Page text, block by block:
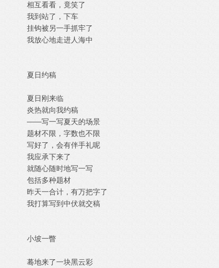
相互看看，竟笑了
我到站了，下车
挂钩被另一手抓牢了
我放心地走进人海中
夏日约稿
夏日刚来临
炎热就向我约稿
——写一写夏天的场景
题材不限，字数也不限
写好了，会有伴手礼呢
我应承下来了
就随心随时地写一写
包括多种题材
昨天一合计，有万把字了
我打算写到中伏就交稿
小坡一瞥
蓦地来了一块黑云彩